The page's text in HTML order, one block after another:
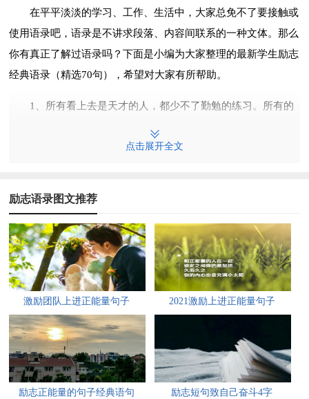
在平平淡淡的学习、工作、生活中，大家总免不了要接触或
使用语录吧，语录是不讲求段落、内容间联系的一种文体。那么
你有真正了解过语录吗？下面是小编为大家整理的最新学生励志
经典语录（精选70句），希望对大家有所帮助。
1、所有看上去是天才的人，都少不了勤勉的练习。所有的
的更好。
3、我们不可以为他人收获，但可以为他人付出。
4、展现自己的风采，用加倍的努力来赢得成功。
5、不向前走，不知路远；不努力学习，不明白真理。
6、对于攀登者来说，失掉往昔的足迹并不可惜，迷失了继
续前时的方向却很危险。
7、春风吹战鼓擂，今年高考谁怕谁！
点击展开全文
励志语录图文推荐
激励团队上进正能量句子 2021激励上进正能量句子
励志正能量的句子经典语句 励志短句致自己奋斗4字